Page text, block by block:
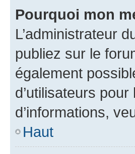
Pourquoi mon
L’administrateur
publiez sur le
également
d’utilisateurs
d’informations,
Haut